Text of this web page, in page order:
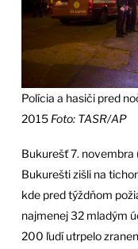
Polícia a hasiči pred
2015 Foto: TASR/AP
Bukurešť 7. novembra
Bukurešti zišli na
kde pred týždňom
najmenej 32 mladým
200 ľudí utrpelo